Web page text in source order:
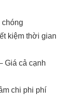
chóng
kiệm thời gian
Giá cả cạnh
chi phi phí